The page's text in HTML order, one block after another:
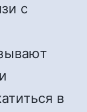
с
в